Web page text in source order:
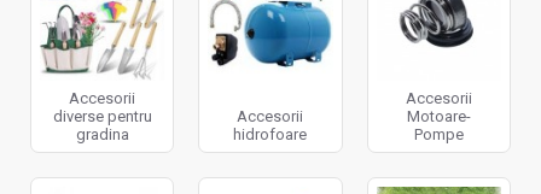
Accesorii
diverse pentru
gradina
Accesorii
hidrofoare
Accesorii
Motoare-
Pompe